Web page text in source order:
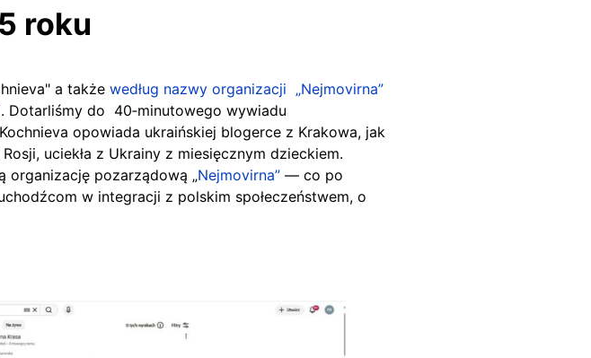
roku
a także według nazwy organizacji „Nejmovirna”
Dotarliśmy do 40‑minutowego wywiadu
opowiada ukraińskiej blogerce z Krakowa, jak
uciekła z Ukrainy z miesięcznym dzieckiem.
organizację pozarządową „Nejmovirna” — co po
w integracji z polskim społeczeństwem, o